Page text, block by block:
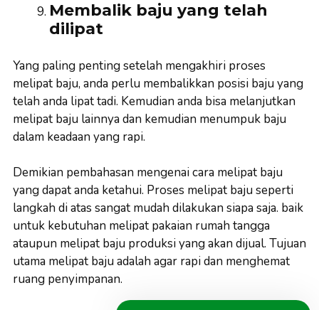
Membalik baju yang telah
dilipat
Yang paling penting setelah mengakhiri proses
melipat baju, anda perlu membalikkan posisi baju yang
telah anda lipat tadi. Kemudian anda bisa melanjutkan
melipat baju lainnya dan kemudian menumpuk baju
dalam keadaan yang rapi.
Demikian pembahasan mengenai cara melipat baju
yang dapat anda ketahui. Proses melipat baju seperti
langkah di atas sangat mudah dilakukan siapa saja. baik
untuk kebutuhan melipat pakaian rumah tangga
ataupun melipat baju produksi yang akan dijual. Tujuan
utama melipat baju adalah agar rapi dan menghemat
ruang penyimpanan.